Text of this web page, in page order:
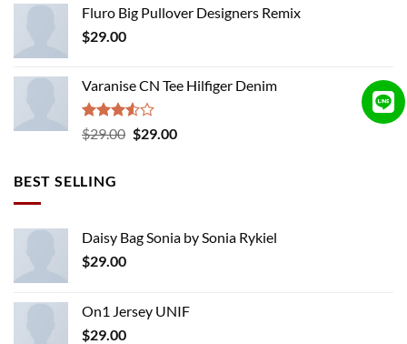
Fluro Big Pullover Designers Remix
$29.00
Varanise CN Tee Hilfiger Denim
Rated
3.50
$29.00 Original
$29.00Current
BEST SELLING
Daisy Bag Sonia by Sonia Rykiel
$29.00
On1 Jersey UNIF
$29.00